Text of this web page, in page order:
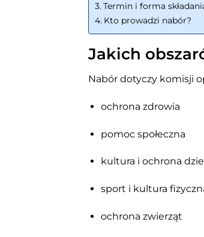
Termin i forma
Kto prowadzi nabór?
Jakich
Nabór dotyczy komisji
ochrona zdrowia
pomoc społeczna
kultura i ochrona
sport i kultura
ochrona zwierząt